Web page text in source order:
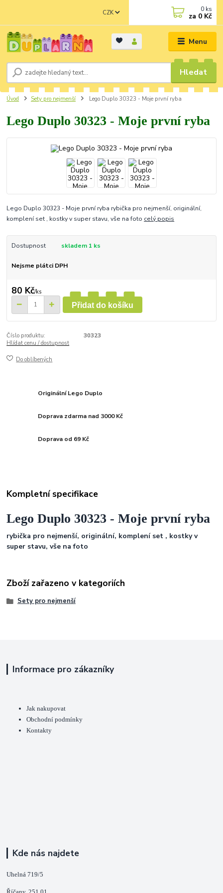
Menu
CZK
Hledat
0 ks
za 0 Kč
Úvod Sety pro nejmenší Lego Duplo 30323 - Moje první ryba
Lego Duplo 30323 - Moje první ryba
Lego Duplo 30323 - Moje první ryba rybička pro nejmenší, originální,
komplení set , kostky v super stavu, vše na foto celý popis
Dostupnost skladem 1 ks
Nejsme plátci DPH
80 Kč/ks
Přidat do košíku
Číslo produktu:
30323
Hlídat cenu / dostupnost
Do oblíbených
Originální Lego Duplo
Doprava zdarma nad 3000 Kč
Doprava od 69 Kč
Kompletní specifikace
Lego Duplo 30323 - Moje první ryba
rybička pro nejmenší, originální, komplení set , kostky v
super stavu, vše na foto
Zboží zařazeno v kategoriích
Sety pro nejmenší
Informace pro zákazníky
Jak nakupovat
Obchodní podmínky
Kontakty
Kde nás najdete
Uhelná 719/5